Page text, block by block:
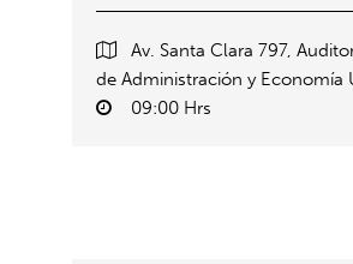
Av. Santa Clara 797,
de Administración y Economía
09:00 Hrs